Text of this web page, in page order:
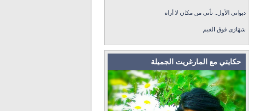
ديواني الأول.. تأتي من مكان لا أراه
سَهَارَى فوق الغيم
حكايتي مع المارغريت الجميلة